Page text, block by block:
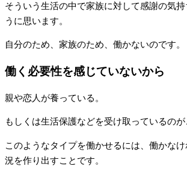
そういう生活の中で家族に対して感謝の気
うに思います。
自分のため、家族のため、働かないのです。
働く必要性を感じていないから
親や恋人が養っている。
もしくは生活保護などを受け取っているのが
このようなタイプを働かせるには、働かな
況を作り出すことです。